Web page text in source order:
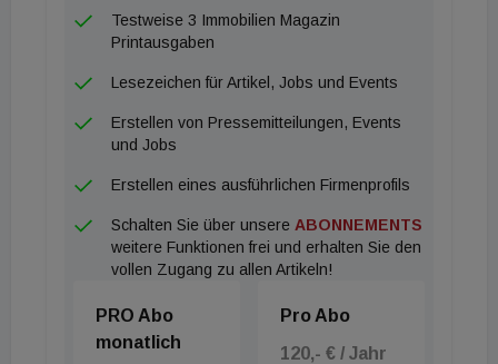
Testweise 3 Immobilien Magazin
Printausgaben
Lesezeichen für Artikel, Jobs und Events
Erstellen von Pressemitteilungen, Events
und Jobs
Erstellen eines ausführlichen Firmenprofils
Schalten Sie über unsere ABONNEMENTS
weitere Funktionen frei und erhalten Sie den
vollen Zugang zu allen Artikeln!
PRO Abo
monatlich
Pro Abo
120,- € / Jahr